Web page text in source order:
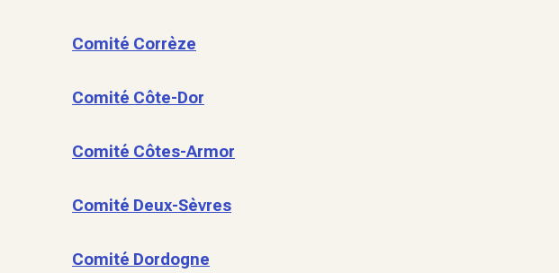
Comité Corrèze
Comité Côte-Dor
Comité Côtes-Armor
Comité Deux-Sèvres
Comité Dordogne